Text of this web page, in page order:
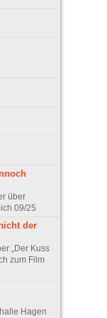
über
09/25
der
„Der Kuss
zum Film
Hagen